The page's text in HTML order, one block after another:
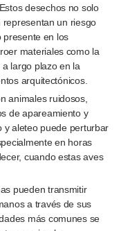
desechos no solo
un riesgo
presente en los
materiales como la
largo plazo en la
arquitectónicos.
animales ruidosos,
de apareamiento y
y aleteo puede perturbar
en horas
cuando estas aves
pueden transmitir
a través de sus
más comunes se